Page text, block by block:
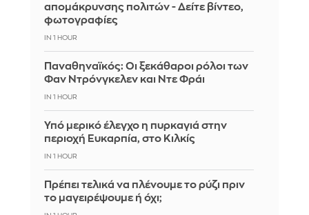
απομάκρυνσης πολιτών - Δείτε βίντεο,
φωτογραφίες
IN 1 HOUR
Παναθηναϊκός: Οι ξεκάθαροι ρόλοι των
Φαν Ντρόνγκελεν και Ντε Φράι
IN 1 HOUR
Υπό μερικό έλεγχο η πυρκαγιά στην
περιοχή Ευκαρπία, στο Κιλκίς
IN 1 HOUR
Πρέπει τελικά να πλένουμε το ρύζι πριν
το μαγειρέψουμε ή όχι;